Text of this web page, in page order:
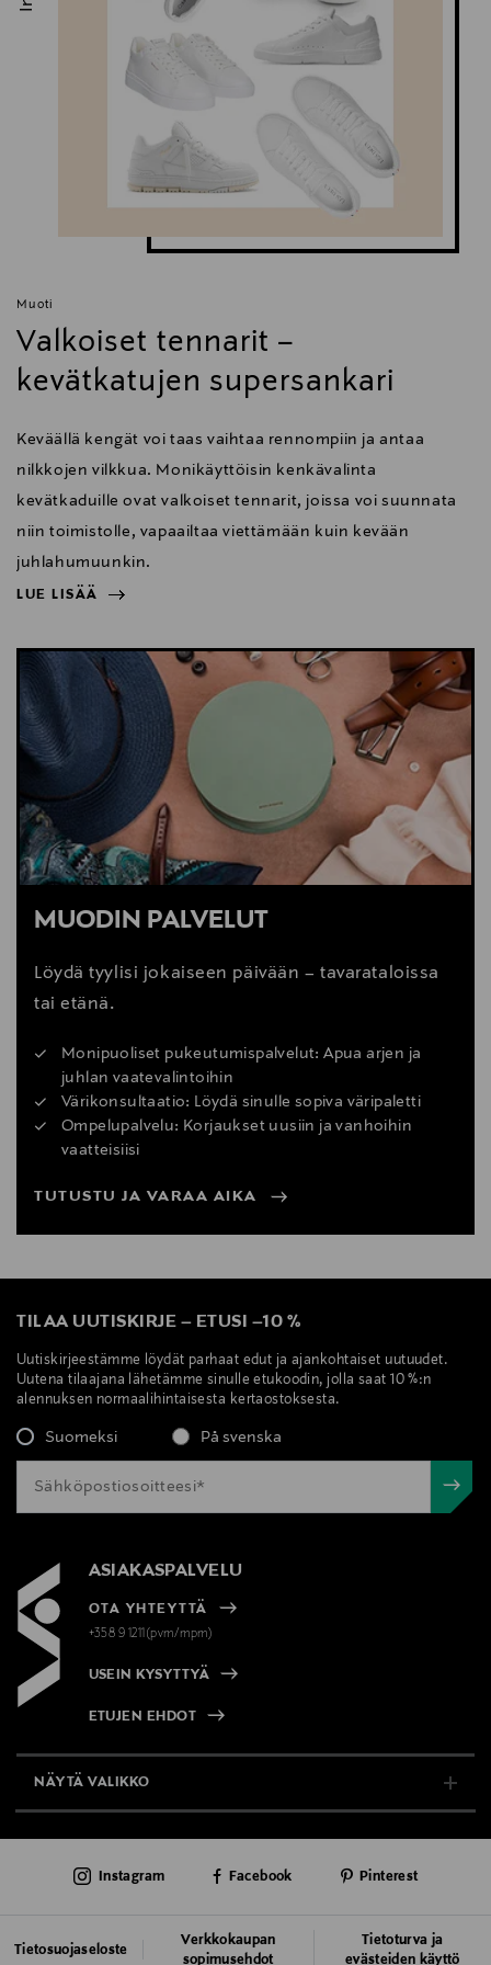
Muoti
Valkoiset tennarit –
kevätkatujen supersankari
Keväällä kengät voi taas vaihtaa rennompiin ja antaa
nilkkojen vilkkua. Monikäyttöisin kenkävalinta
kevätkaduille ovat valkoiset tennarit, joissa voi suunnata
niin toimistolle, vapaailtaa viettämään kuin kevään
juhlahumuunkin.
LUE LISÄÄ
LUE LISÄÄ
MUODIN PALVELUT
Löydä tyylisi jokaiseen päivään – tavarataloissa
tai etänä.
Monipuoliset pukeutumispalvelut: Apua arjen ja
juhlan vaatevalintoihin
Värikonsultaatio: Löydä sinulle sopiva väripaletti
Ompelupalvelu: Korjaukset uusiin ja vanhoihin
vaatteisiisi
TUTUSTU JA VARAA AIKA
TILAA UUTISKIRJE – ETUSI –10 %
Uutiskirjeestämme löydät parhaat edut ja ajankohtaiset uutuudet.
Uutena tilaajana lähetämme sinulle etukoodin, jolla saat 10 %:n
alennuksen normaalihintaisesta kertaostoksesta.
Suomeksi På svenska
ASIAKASPALVELU
OTA YHTEYTTÄ
+358 9 1211(pvm/mpm)
USEIN KYSYTTYÄ
ETUJEN EHDOT
NÄYTÄ VALIKKO
AJANKOHTAISTA
Tietosuojaseloste
Verkkokaupan
sopimusehdot
Tietoturva ja
evästeiden käyttö
Instagram Facebook Pinterest